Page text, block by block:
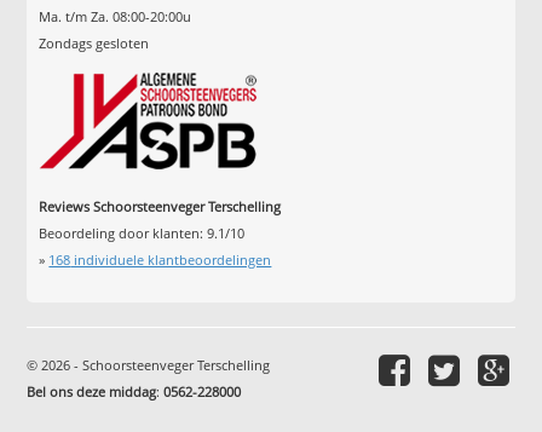
Ma. t/m Za. 08:00-20:00u
Zondags gesloten
Reviews Schoorsteenveger Terschelling
Beoordeling door klanten:9.1/10
» 168 individuele klantbeoordelingen
© 2026 - Schoorsteenveger Terschelling
Bel ons deze middag:0562-228000